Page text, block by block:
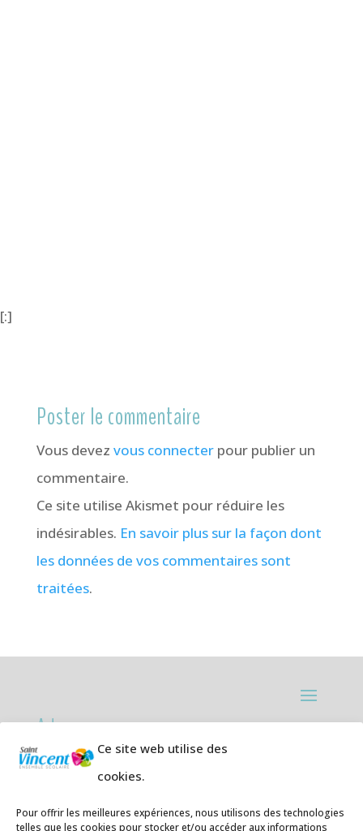
Ce site web utilise des
cookies.
Pour offrir les meilleures expériences, nous utilisons des technologies
telles que les cookies pour stocker et/ou accéder aux informations
[:]
Poster le commentaire
Vous devez vous connecterpour publier un
commentaire.
Ce site utilise Akismet pour réduire les
indésirables. En savoir plus sur la façon dont
les données de vos commentaires sont
traitées.
Adresses:
Ecole primaire de la Plage,
Téléphone05 59 20 67 28